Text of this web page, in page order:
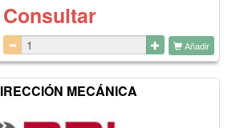
Consultar
Añadir
MECÁNICA